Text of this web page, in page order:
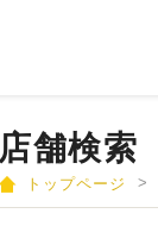
店舗検索
トップページ >